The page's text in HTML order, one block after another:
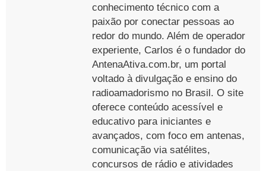
conhecimento técnico com a
paixão por conectar pessoas ao
redor do mundo. Além de operador
experiente, Carlos é o fundador do
AntenaAtiva.com.br, um portal
voltado à divulgação e ensino do
radioamadorismo no Brasil. O site
oferece conteúdo acessível e
educativo para iniciantes e
avançados, com foco em antenas,
comunicação via satélites,
concursos de rádio e atividades